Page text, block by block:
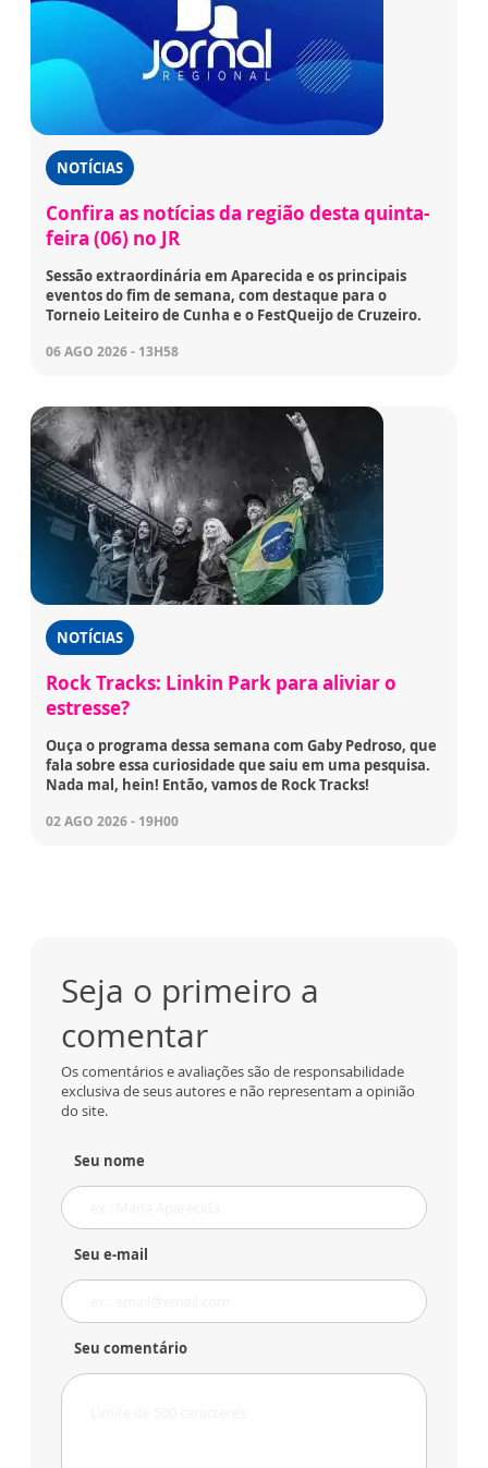
NOTÍCIAS
Confira as notícias da região desta quinta-
feira (06) no JR
Sessão extraordinária em Aparecida e os principais
eventos do fim de semana, com destaque para o
Torneio Leiteiro de Cunha e o FestQueijo de Cruzeiro.
06 AGO 2026 - 13H58
NOTÍCIAS
Rock Tracks: Linkin Park para aliviar o
estresse?
Ouça o programa dessa semana com Gaby Pedroso, que
fala sobre essa curiosidade que saiu em uma pesquisa.
Nada mal, hein! Então, vamos de Rock Tracks!
02 AGO 2026 - 19H00
Seja o primeiro a
comentar
Os comentários e avaliações são de responsabilidade
exclusiva de seus autores e não representam a opinião
do site.
Seu nome
Seu e-mail
Seu comentário